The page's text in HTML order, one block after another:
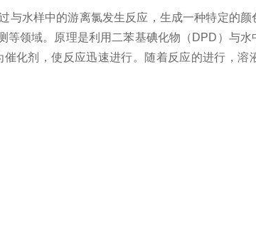
水样中的游离氯发生反应，生成一种特定的颜
领域。原理是利用二苯基碘化物（DPD）与
化剂，使反应迅速进行。随着反应的进行，溶